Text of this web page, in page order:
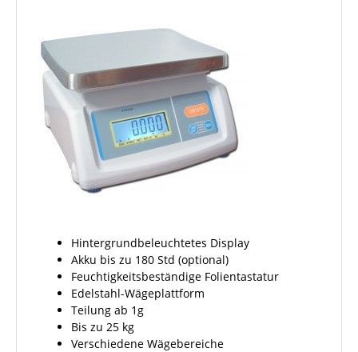
Hintergrundbeleuchtetes Display
Akku bis zu 180 Std (optional)
Feuchtigkeitsbeständige Folientastatur
Edelstahl-Wägeplattform
Teilung ab 1g
Bis zu 25 kg
Verschiedene Wägebereiche